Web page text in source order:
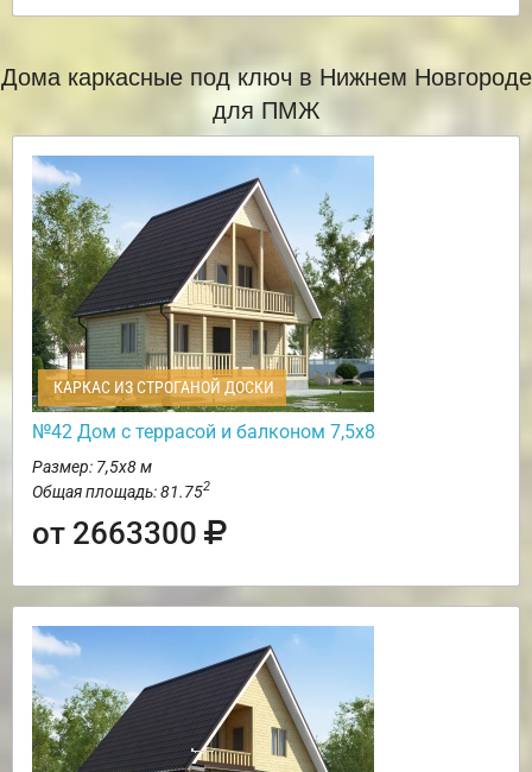
Дома каркасные под ключ в Нижнем Новгороде
для ПМЖ
КАРКАС ИЗ СТРОГАНОЙ ДОСКИ
№42 Дом с террасой и балконом 7,5х8
Размер: 7,5х8 м
Общая площадь: 81.752
от 2663300